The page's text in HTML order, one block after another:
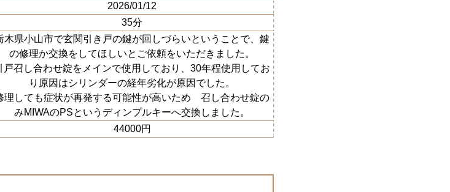
2026/01/12
35分
木県小山市で玄関引き戸の鍵が回しづらいということで、鍵
の修理か交換をしてほしいとご依頼をいただきました。
戸召し合わせ錠をメインで使用しており、30年程使用してお
り原因はシリンダーの経年劣化が原因でした。
理しても症状が再発する可能性が高いため 召し合わせ錠の
みMIWAのPSというディンプルキーへ交換しました。
44000円